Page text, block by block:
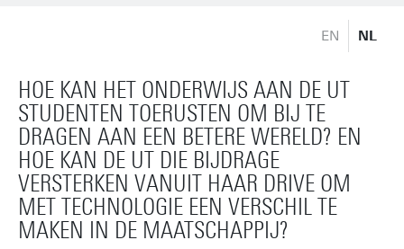
Filter by service department
EN NL
HOE KAN HET ONDERWIJS AAN DE UT
STUDENTEN TOERUSTEN OM BIJ TE
DRAGEN AAN EEN BETERE WERELD? EN
HOE KAN DE UT DIE BIJDRAGE
VERSTERKEN VANUIT HAAR DRIVE OM
MET TECHNOLOGIE EEN VERSCHIL TE
MAKEN IN DE MAATSCHAPPIJ?